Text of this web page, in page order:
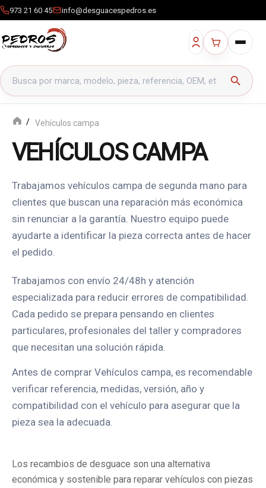
973 21 60 45 info@desguacespedros.es
Buscar productos
search
Vehículos campa
VEHÍCULOS CAMPA
Trabajamos vehículos campa de segunda mano para
clientes que buscan una reparación más económica
sin renunciar a la garantía. Nuestro equipo puede
ayudarte a identificar la pieza correcta antes de hacer
el pedido.
Trabajamos con envío 24/48h y atención
especializada para reducir errores de compatibilidad.
Cada pedido se prepara pensando en clientes
particulares, profesionales del taller y compradores
que necesitan una solución rápida.
Antes de comprar Vehículos campa, es recomendable
verificar referencia, medidas, versión, año y
compatibilidad con el vehículo para asegurar que la
pieza sea la adecuada.
Los recambios de desguace son una alternativa
económica y sostenible para reparar vehículos con piezas